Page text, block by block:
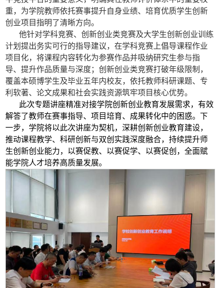
重，为学院教师依托赛事提升自身业绩、培育优质学生创新
创业项目指明了清晰方向。
他针对学科竞赛、创新创业类竞赛及大学生创新创业训练
计划提出务实可行的指导建议，在学科竞赛上倡导课程作业
项目化，将课程内容转化为参赛作品并吸纳研究生参与指
导、提升作品质量与深度；创新创业类竞赛打破年级限制，
覆盖本硕博学生及毕业五年内校友，依托教师科研课题、专
利软著、论文成果和社会实践资源筑牢项目核心优势。
此次专题讲座精准对接学院创新创业教育发展需求，有效
解答了教师在赛事指导、项目培育、成果转化中的困惑。下
一步，学院将以此次讲座为契机，深耕创新创业教育建设，
推动课程教学、科研创新与双创实践深度融合，持续提升师
生创新创业能力，以赛促教、以赛促学、以赛促创，全面赋
能学院人才培养高质量发展。